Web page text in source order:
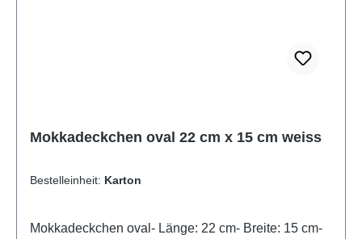
Mokkadeckchen oval 22 cm x 15 cm weiss
Bestelleinheit: Karton
Mokkadeckchen oval- Länge: 22 cm- Breite: 15 cm-